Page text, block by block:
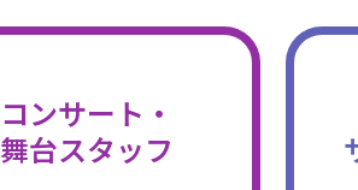
コンサート・
舞台スタッフ